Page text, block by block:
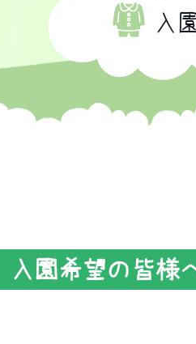
入
入園希望の皆様